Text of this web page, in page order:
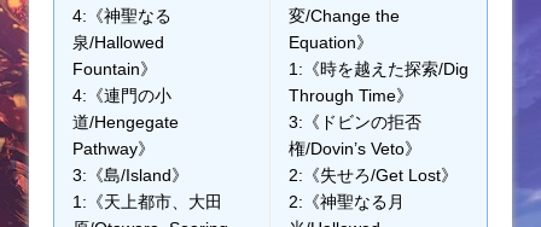
4:《神聖なる
泉/Hallowed
Fountain》
4:《連門の小
道/Hengegate
Pathway》
3:《島/Island》
1:《天上都市、大田
変/Change the
Equation》
1:《時を越えた探索/Dig
Through Time》
3:《ドビンの拒否
権/Dovin’s Veto》
2:《失せろ/Get Lost》
2:《神聖なる月